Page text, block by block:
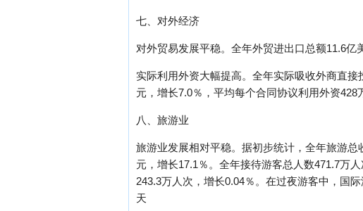
七、对外经济
对外贸易发展平稳。全年外贸进出口总额11.6亿
实际利用外资大幅提高。全年实际吸收外商直
元，增长7.0％，平均每个合同协议利用外资428
八、旅游业
旅游业发展相对平稳。据初步统计，全年旅游
元，增长17.1％。全年接待游客总人数471.7万
243.3万人次，增长0.04％。在过夜游客中，国
天